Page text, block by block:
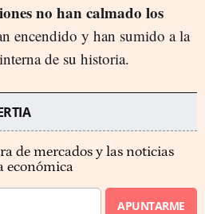
no han calmado los
encendido y han sumido a la
de su historia.
de mercados y las noticias
económica
APUNTARME